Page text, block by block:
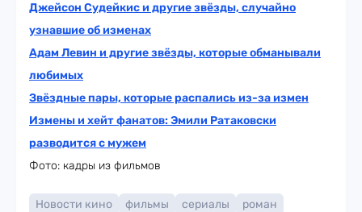
Джейсон Судейкис и другие звёзды, случайно
узнавшие об изменах
Адам Левин и другие звёзды, которые обманывали
любимых
Звёздные пары, которые распались из-за измен
Измены и хейт фанатов: Эмили Ратаковски
разводится с мужем
Фото: кадры из фильмов
Новости кино фильмы сериалы роман